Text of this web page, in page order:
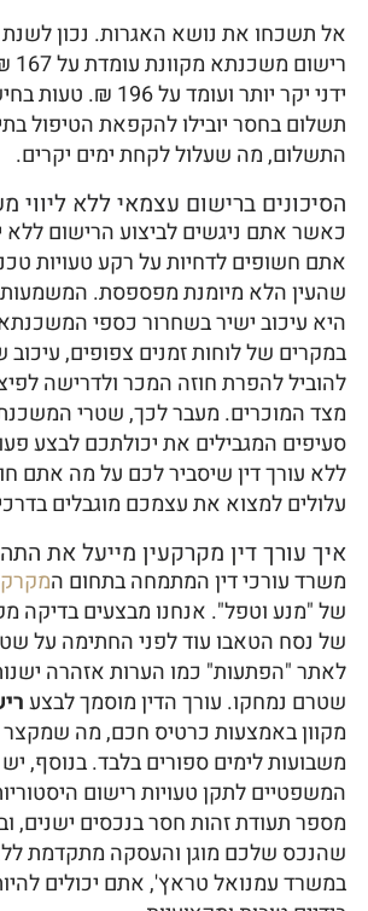
ידני יקר יותר ועומד
תשלום בחסר יובילו להקפאת הטיפול
התשלום, מה שעלול לקחת ימים יקרים.
הסיכונים ברישום עצמאי ללא ליווי
כאשר אתם ניגשים לביצוע הרישום ללא
אתם חשופים לדחיות על רקע טעויות
שהעין הלא מיומנת מפספסת. המשמעות
היא עיכוב ישיר בשחרור כספי
במקרים של לוחות זמנים צפופים,
להוביל להפרת חוזה המכר ולדרישה
מצד המוכרים. מעבר לכך, שטרי
סעיפים המגבילים את יכולתכם לבצע
ללא עורך דין שיסביר לכם על מה אתם
עלולים למצוא את עצמכם מוגבלים
איך עורך דין מקרקעין מייעל את
משרד עורכי דין המתמחה בתחום ה
של "מנע וטפל". אנחנו מבצעים בדיקה
של נסח הטאבו עוד לפני החתימה על
לאתר "הפתעות" כמו הערות אזהרה
שטרם נמחקו. עורך הדין מוסמך לבצע
מקוון באמצעות כרטיס חכם, מה
משבועות לימים ספורים בלבד. בנוסף,
המשפטיים לתקן טעויות רישום
מספר תעודת זהות חסר בנכסים ישנים,
שהנכס שלכם מוגן והעסקה מתקדמת
במשרד עמנואל טראץ', אתם יכולים